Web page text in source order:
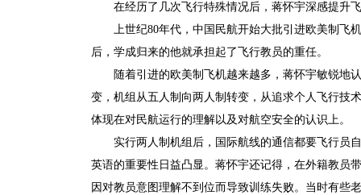
在经历了几次飞行特殊情况后，蒋怀宇深感提升
上世纪80年代，中国民航开始大批引进欧美制飞
后，学成归来的他就承担起了飞行教员的重任。
随着引进的欧美制飞机越来越多，蒋怀宇敏锐地
变，机组从五人制向两人制转变，从追求个人飞行技
体现在对民航运行的理解以及对航空安全的认识上。
实行两人制机组后，国际航线的通信都要飞行员
英语的重要性日益凸显。蒋怀宇还记得，在外籍教员
因对教员意图理解不到位而导致训练失败。当时有些